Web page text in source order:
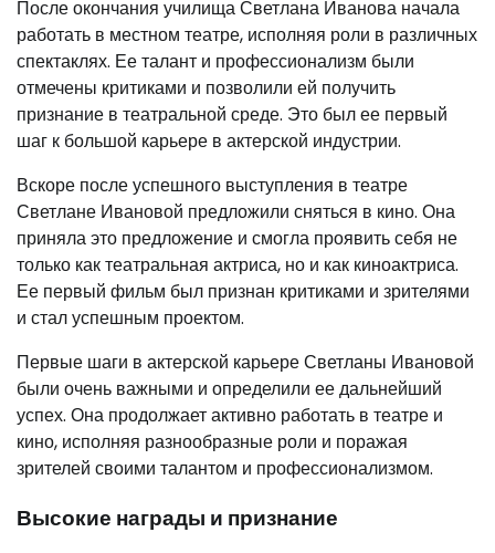
После окончания училища Светлана Иванова начала
работать в местном театре, исполняя роли в различных
спектаклях. Ее талант и профессионализм были
отмечены критиками и позволили ей получить
признание в театральной среде. Это был ее первый
шаг к большой карьере в актерской индустрии.
Вскоре после успешного выступления в театре
Светлане Ивановой предложили сняться в кино. Она
приняла это предложение и смогла проявить себя не
только как театральная актриса, но и как киноактриса.
Ее первый фильм был признан критиками и зрителями
и стал успешным проектом.
Первые шаги в актерской карьере Светланы Ивановой
были очень важными и определили ее дальнейший
успех. Она продолжает активно работать в театре и
кино, исполняя разнообразные роли и поражая
зрителей своими талантом и профессионализмом.
Высокие награды и признание